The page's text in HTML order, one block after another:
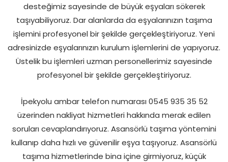
desteğimiz sayesinde de büyük eşyaları sökerek
taşıyabiliyoruz. Dar alanlarda da eşyalarınızın taşıma
işlemini profesyonel bir şekilde gerçekleştiriyoruz. Yeni
adresinizde eşyalarınızın kurulum işlemlerini de yapıyoruz.
Üstelik bu işlemleri uzman personellerimiz sayesinde
profesyonel bir şekilde gerçekleştiriyoruz.
İpekyolu ambar telefon numarası 0545 935 35 52
üzerinden nakliyat hizmetleri hakkında merak edilen
soruları cevaplandırıyoruz. Asansörlü taşıma yöntemini
kullanıp daha hızlı ve güvenilir eşya taşıyoruz. Asansörlü
taşıma hizmetlerinde bina içine girmiyoruz, küçük